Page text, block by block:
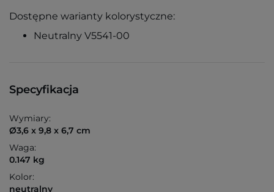
Dostępne warianty kolorystyczne:
Neutralny V5541-00
Specyfikacja
Wymiary:
Ø3,6 x 9,8 x 6,7 cm
Waga:
0.147 kg
Kolor:
neutralny